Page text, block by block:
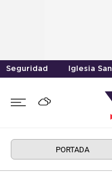
Seguridad Iglesia
PORTADA